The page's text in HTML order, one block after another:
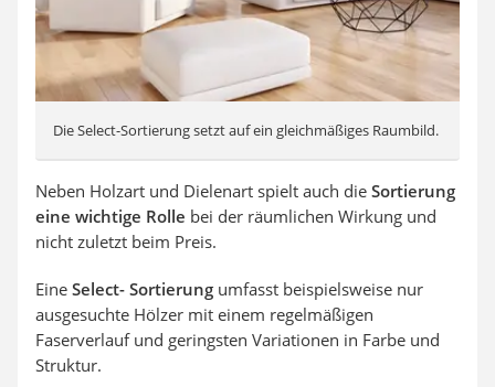
Die Select-Sortierung setzt auf ein gleichmäßiges Raumbild.
Neben Holzart und Dielenart spielt auch die Sortierung
eine wichtige Rolle bei der räumlichen Wirkung und
nicht zuletzt beim Preis.
Eine Select- Sortierung umfasst beispielsweise nur
ausgesuchte Hölzer mit einem regelmäßigen
Faserverlauf und geringsten Variationen in Farbe und
Struktur.